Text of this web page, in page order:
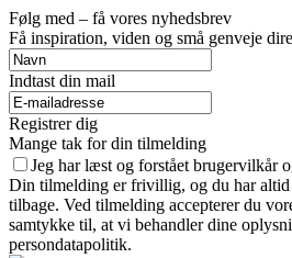
Følg med – få vores nyhedsbrev
Få inspiration, viden og små genveje
Indtast din mail
Registrer dig
Mange tak for din tilmelding
Jeg har læst og forstået brugervilkår
Din tilmelding er frivillig, og du har
tilbage. Ved tilmelding accepterer du
samtykke til, at vi behandler dine
persondatapolitik.